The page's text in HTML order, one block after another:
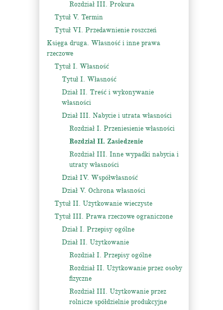
Rozdział III. Prokura
Tytuł V. Termin
Tytuł VI. Przedawnienie roszczeń
Księga druga. Własność i inne prawa
rzeczowe
Tytuł I. Własność
Tytuł I. Własność
Dział II. Treść i wykonywanie
własności
Dział III. Nabycie i utrata własności
Rozdział I. Przeniesienie własności
Rozdział II. Zasiedzenie
Rozdział III. Inne wypadki nabycia i
utraty własności
Dział IV. Współwłasność
Dział V. Ochrona własności
Tytuł II. Użytkowanie wieczyste
Tytuł III. Prawa rzeczowe ograniczone
Dział I. Przepisy ogólne
Dział II. Użytkowanie
Rozdział I. Przepisy ogólne
Rozdział II. Użytkowanie przez osoby
fizyczne
Rozdział III. Użytkowanie przez
rolnicze spółdzielnie produkcyjne